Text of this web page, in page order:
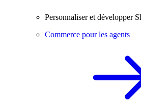
Personnaliser et développer
Commerce pour les agents